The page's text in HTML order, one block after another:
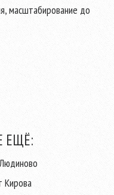
масштабирование до
ЕЩЁ:
Кирова